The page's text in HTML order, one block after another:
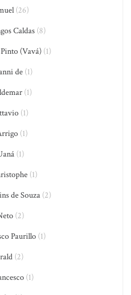
(26)
Caldas (8)
(Vavá) (1)
de (1)
(1)
(1)
(1)
(1)
(1)
de Souza (2)
(2)
Paurillo (1)
(2)
(1)